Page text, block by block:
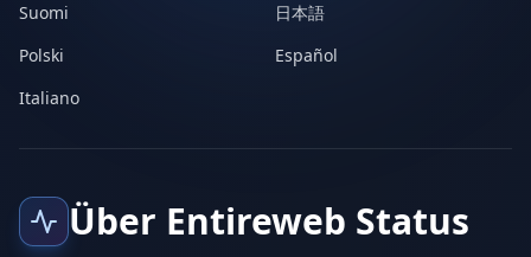
Suomi
日本語
Polski
Español
Italiano
Über Entireweb Status